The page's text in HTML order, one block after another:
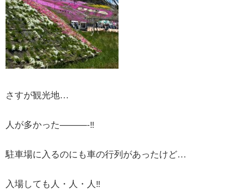
さすが観光地…
人が多かった———-‼
駐車場に入るのにも車の行列があったけど…
入場しても人・人・人‼